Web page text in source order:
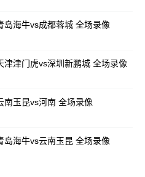
海牛vs成都蓉城 全场录像
津门虎vs深圳新鹏城 全场录像
南玉昆vs河南 全场录像
海牛vs云南玉昆 全场录像